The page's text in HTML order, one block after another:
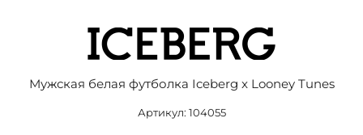
Мужская белая футболка Iceberg x Looney Tunes
Артикул: 104055